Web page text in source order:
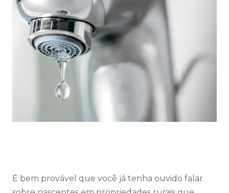
É bem provável que você já tenha ouvido falar